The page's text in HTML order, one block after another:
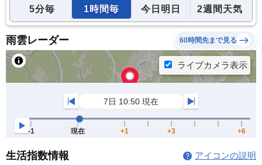
5分毎 1時間毎 今日明日 2週間天気
雨雲レーダー 60時間先まで見る
生活指数情報 アイコンの説明